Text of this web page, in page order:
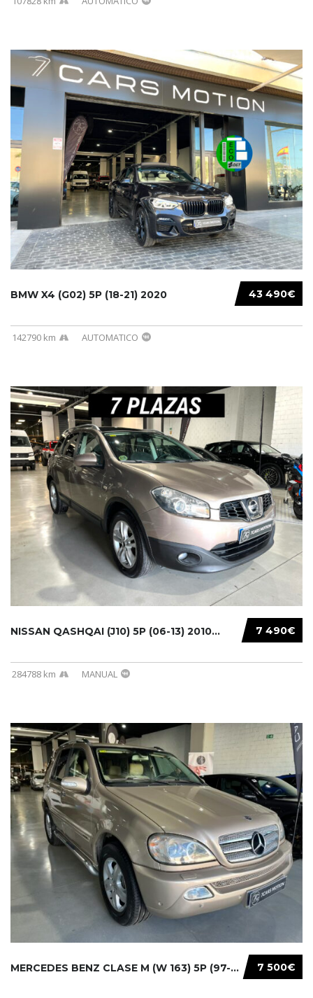
43 490€
BMW X4 (G02) 5P (18-21) 2020
142790 km AUTOMATICO
7 490€
NISSAN QASHQAI (J10) 5P (06-13) 2010...
284788 km MANUAL
7 500€
MERCEDES BENZ CLASE M (W 163) 5P (97-05) 200...